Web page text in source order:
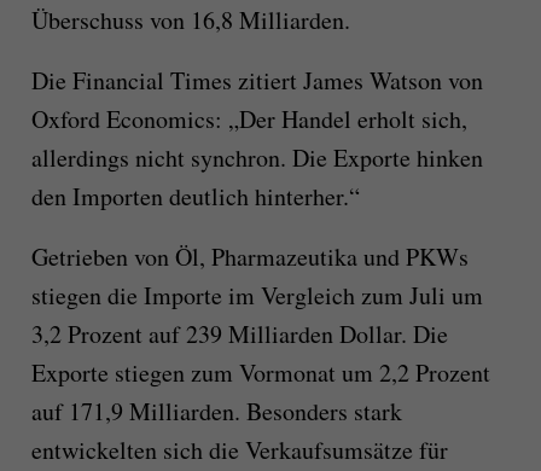
Überschuss von 16,8 Milliarden.
Die Financial Times zitiert James Watson von
Oxford Economics: „Der Handel erholt sich,
allerdings nicht synchron. Die Exporte hinken
den Importen deutlich hinterher.“
Getrieben von Öl, Pharmazeutika und PKWs
stiegen die Importe im Vergleich zum Juli um
3,2 Prozent auf 239 Milliarden Dollar. Die
Exporte stiegen zum Vormonat um 2,2 Prozent
auf 171,9 Milliarden. Besonders stark
entwickelten sich die Verkaufsumsätze für